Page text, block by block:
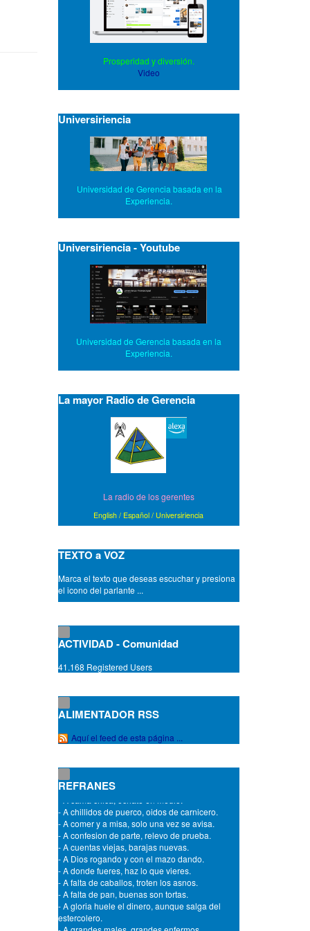
Prosperidad y diversión.
Video
Universiriencia
Universidad de Gerencia basada en la
Experiencia.
Universiriencia - Youtube
Universidad de Gerencia basada en la
Experiencia.
La mayor Radio de Gerencia
La radio de los gerentes
English / Español /Universiriencia
TEXTO a VOZ
Marca el texto que deseas escuchar y presiona
el icono del parlante ...
ACTIVIDAD - Comunidad
41.168 Registered Users
ALIMENTADOR RSS
Aquí el feed de esta página ...
REFRANES
- A amistades que son ciertas, siempre las
- A buen capellan mejor sacristan.
- A buen entendedor, a señas.
- A buen entendedor, pocas palabras.
- A buenos ocios, malos negocios.
- A caballo regalado no hay que mirarle el
diente.
- A cada cerdo le llega su San Martin.
- A cada cual lo suyo y a Dios lo de todos.
- A cada puerta, su dueña.
- A cada santo le llega su dia.
- A cada uno, Dios da el castigo que merece.
- A cama chica, echate en medio.
- A chillidos de puerco, oidos de carnicero.
- A comer y a misa, solo una vez se avisa.
- A confesion de parte, relevo de prueba.
- A cuentas viejas, barajas nuevas.
- A Dios rogando y con el mazo dando.
- A donde fueres, haz lo que vieres.
- A falta de caballos, troten los asnos.
- A falta de pan, buenas son tortas.
- A gloria huele el dinero, aunque salga del
estercolero.
- A grandes males, grandes enfermos.